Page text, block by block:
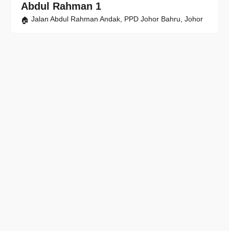
Abdul Rahman 1
Jalan Abdul Rahman Andak, PPD Johor Bahru, Johor